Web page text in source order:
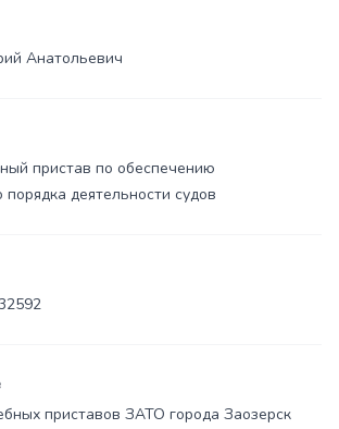
Анатольевич
пристав по обеспечению
порядка деятельности судов
приставов ЗАТО города Заозерск